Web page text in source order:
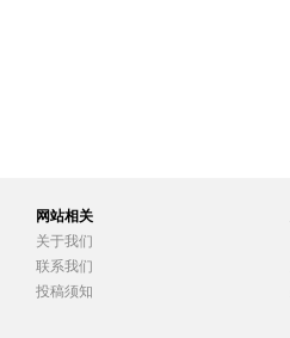
网站相关
关于我们
联系我们
投稿须知